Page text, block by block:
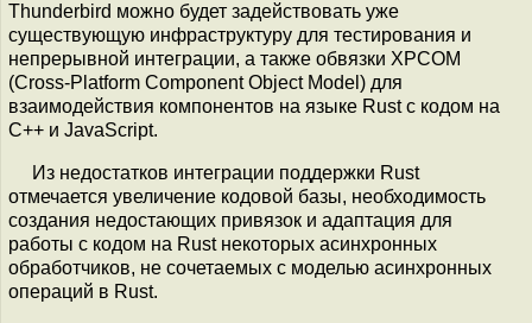
Thunderbird можно будет задействовать уже
существующую инфраструктуру для тестирования и
непрерывной интеграции, а также обвязки XPCOM
(Cross-Platform Component Object Model) для
взаимодействия компонентов на языке Rust с кодом на
C++ и JavaScript.
Из недостатков интеграции поддержки Rust
отмечается увеличение кодовой базы, необходимость
создания недостающих привязок и адаптация для
работы с кодом на Rust некоторых асинхронных
обработчиков, не сочетаемых с моделью асинхронных
операций в Rust.